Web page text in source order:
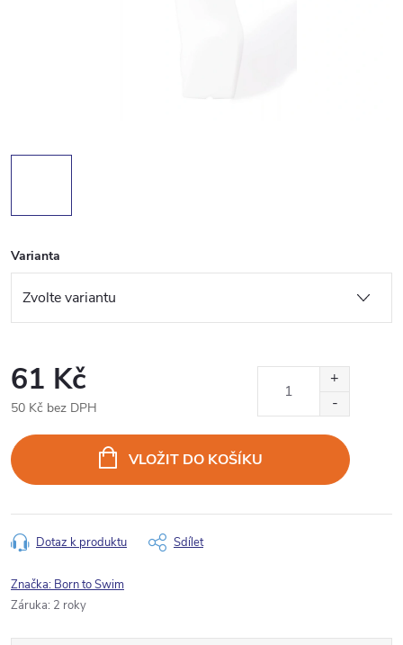
Varianta
61 Kč
50 Kč bez DPH
cena:
VLOŽIT DO KOŠÍKU
Dotaz k produktu Sdílet
Značka: Born to Swim
Záruka: 2 roky